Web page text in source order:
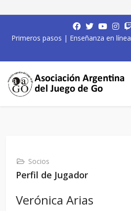
Primeros pasos | Enseñanza en línea
Socios
Perfil de Jugador
Verónica Arias